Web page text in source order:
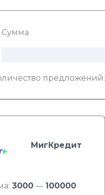
Сумма
предложений:
МигКредит
3000 — 100000